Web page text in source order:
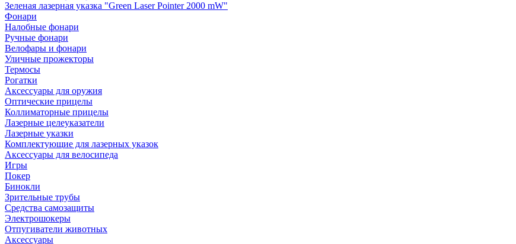
Зеленая лазерная указка "Green Laser Pointer 2000 mW"
Фонари
Налобные фонари
Ручные фонари
Велофары и фонари
Уличные прожекторы
Термосы
Рогатки
Аксессуары для оружия
Оптические прицелы
Коллиматорные прицелы
Лазерные целеуказатели
Лазерные указки
Комплектующие для лазерных указок
Аксессуары для велосипеда
Игры
Покер
Бинокли
Зрительные трубы
Средства самозащиты
Электрошокеры
Отпугиватели животных
Аксессуары